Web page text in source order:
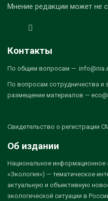
Мнение редакции может не
Контакты
По общим вопросам —
По вопросам сотрудничества и
размещение материалов —
Свидетельство о регистрации
Об издании
Национальное информационное
«Экология») — тематическое
актуальную и объективную
экологической ситуации в